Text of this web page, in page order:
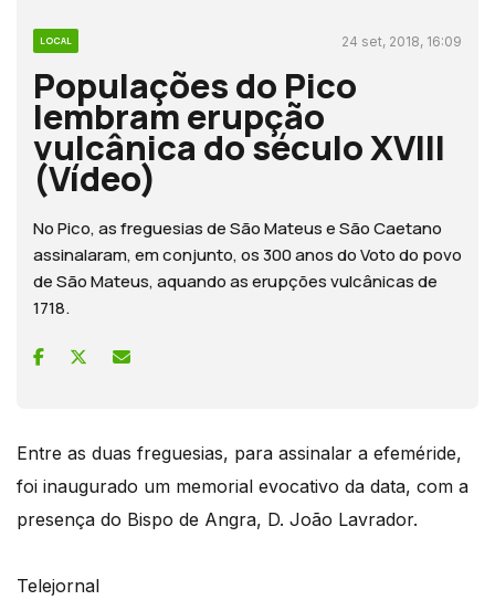
LOCAL 24 set, 2018, 16:09
Populações do Pico
lembram erupção
vulcânica do século XVIII
(Vídeo)
No Pico, as freguesias de São Mateus e São Caetano
assinalaram, em conjunto, os 300 anos do Voto do povo
de São Mateus, aquando as erupções vulcânicas de
1718.
Entre as duas freguesias, para assinalar a efeméride,
foi inaugurado um memorial evocativo da data, com a
presença do Bispo de Angra, D. João Lavrador.
Telejornal